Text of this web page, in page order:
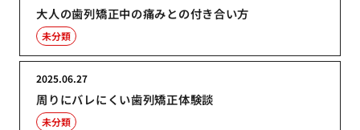
大人の歯列矯正中の痛みとの付き合い方
未分類
周りにバレにくい歯列矯正体験談
2025.06.27
未分類